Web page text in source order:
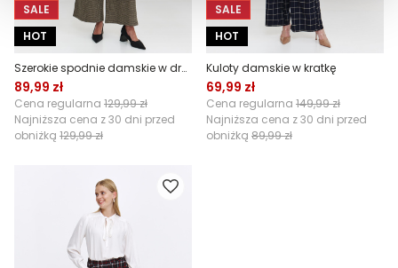
SALE
HOT
Szerokie spodnie damskie w drobny wzór
89,99 zł
Cena regularna 129,99 zł
Najniższa cena z 30 dni przed
obniżką 129,99 zł
SALE
HOT
Kuloty damskie w kratkę
69,99 zł
Cena regularna 149,99 zł
Najniższa cena z 30 dni przed
obniżką 89,99 zł